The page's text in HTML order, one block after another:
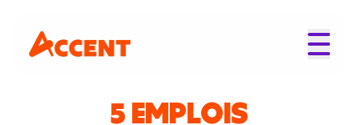
5 EMPLOIS